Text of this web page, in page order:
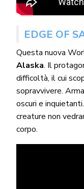
EDGE OF
Questa nuova
Alaska. Il
difficoltà, il cui
sopravvivere.
oscuri e
creature non
corpo.